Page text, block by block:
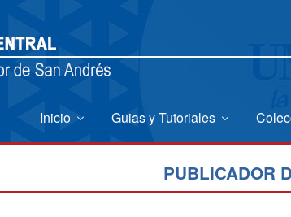
Inicio Guias y Tutoriales
PUBLICADOR